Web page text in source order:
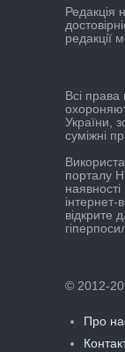
Редакцiя
редакцiї
Всі права
України,
суміжні
порталу
відкрите
© 2012-
Про